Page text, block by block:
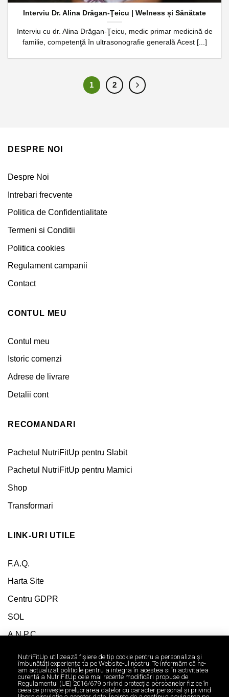
Interviu Dr. Alina Drăgan-Ţeicu | Welness și Sănătate
Interviu cu dr. Alina Drăgan-Ţeicu, medic primar medicină de
familie, competenţă în ultrasonografie generală Acest [...]
1 2
DESPRE NOI
Despre Noi
Intrebari frecvente
Politica de Confidentialitate
Termeni si Conditii
Politica cookies
Regulament campanii
Contact
CONTUL MEU
Contul meu
Istoric comenzi
Adrese de livrare
Detalii cont
RECOMANDARI
Pachetul NutriFitUp pentru Slabit
Pachetul NutriFitUp pentru Mamici
Shop
Transformari
LINK-URI UTILE
F.A.Q.
Harta Site
Centru GDPR
SOL
A.N.P.C
NutriFitUp utilizează fişiere de tip cookie pentru a personaliza și
îmbunătăți experiența ta pe Website-ul nostru. Te informăm că ne-
am actualizat politicile pentru a integra în acestea si în activitatea
curentă a NutriFitUp cele mai recente modificări propuse de
Regulamentul (UE) 2016/679 privind protecția persoanelor fizice în
ceea ce privește prelucrarea datelor cu caracter personal și privind